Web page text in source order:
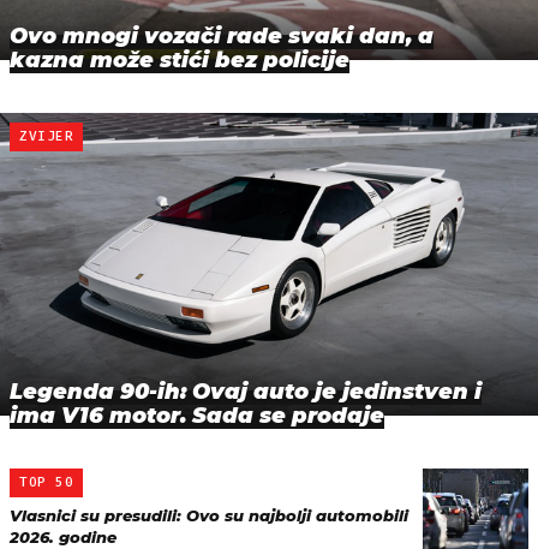
Ovo mnogi vozači rade svaki dan, a
kazna može stići bez policije
ZVIJER
Legenda 90-ih: Ovaj auto je jedinstven i
ima V16 motor. Sada se prodaje
TOP 50
Vlasnici su presudili: Ovo su najbolji automobili
2026. godine